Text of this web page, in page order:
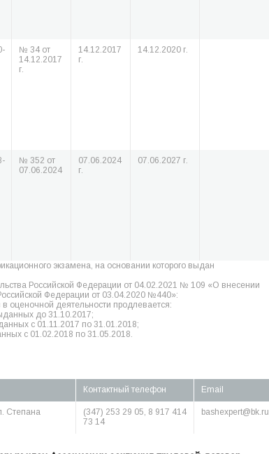
№ 34 от
14.12.2017
г.
14.12.2017
г.
14.12.2020 г.
№ 352 от
07.06.2024
07.06.2024
г.
07.06.2027 г.
экзамена, на основании которого выдан
Российской Федерации от 04.02.2021 № 109 «О внесении
Федерации от 03.04.2020 №440»:
оценочной деятельности продлевается:
до 31.10.2017;
с 01.11.2017 по 31.01.2018;
с 01.02.2018 по 31.05.2018.
Контактный телефон Email
Степана
(347) 253 29 05, 8 917 414
73 14
bashexpert@bk.ru